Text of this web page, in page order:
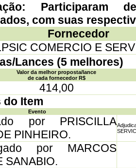
Participaram
com suas
Fornecedor
COMERCIO E
Lances (5 melhores)
Valor da melhor proposta/lance
de cada fornecedor R$
414,00
do Item
Evento
por PRISCILLA
PINHEIRO.
por MARCOS
SANABIO.